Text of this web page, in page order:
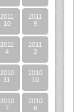
2011
10
2011
9
2011
4
2011
2
2010
11
2010
10
2010
7
2010
6